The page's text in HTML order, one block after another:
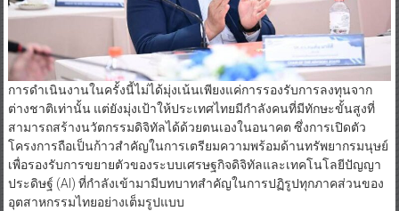
การดำเนินงานในครั้งนี้ไม่ได้มุ่งเน้นเพียงแค่การรองรับการลงทุนจาก
ต่างชาติเท่านั้น แต่ยังมุ่งเป้าให้ประเทศไทยมีกำลังคนที่มีทักษะขั้นสูงที่
สามารถสร้างนวัตกรรมดิจิทัลได้ด้วยตนเองในอนาคต ซึ่งการเปิดตัว
โครงการถือเป็นก้าวสำคัญในการเตรียมความพร้อมด้านทรัพยากรมนุษย์
เพื่อรองรับการขยายตัวของระบบเศรษฐกิจดิจิทัลและเทคโนโลยีปัญญา
ประดิษฐ์ (AI) ที่กำลังเข้ามามีบทบาทสำคัญในการปฏิรูปทุกภาคส่วนของ
อุตสาหกรรมไทยอย่างเต็มรูปแบบ